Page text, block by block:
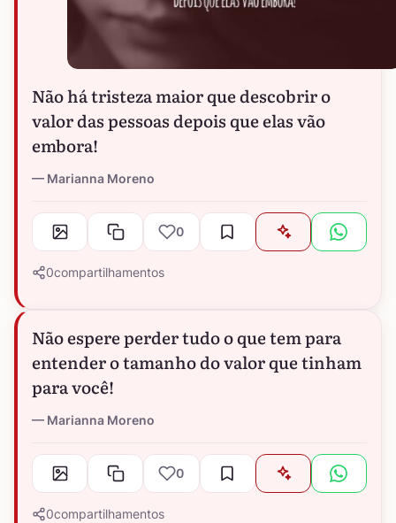
Não há tristeza maior que descobrir o
valor das pessoas depois que elas vão
embora!
Marianna Moreno
0
0compartilhamentos
Não espere perder tudo o que tem para
entender o tamanho do valor que tinham
para você!
Marianna Moreno
0
0compartilhamentos